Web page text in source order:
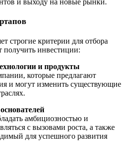
строгие критерии для отбора
получить инвестиции:
и продукты
которые предлагают
и могут изменить существующие
амбициозностью и
с вызовами роста, а также
для успешного развития